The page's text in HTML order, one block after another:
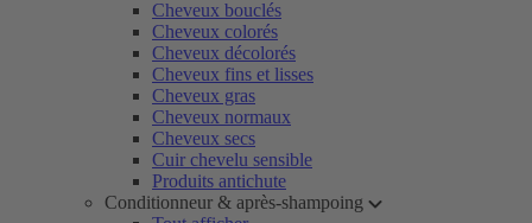
Cheveux bouclés
Cheveux colorés
Cheveux décolorés
Cheveux fins et lisses
Cheveux gras
Cheveux normaux
Cheveux secs
Cuir chevelu sensible
Produits antichute
Conditionneur & après-shampoing